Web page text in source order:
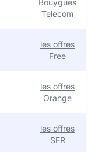
Bouygues
Telecom
les offres
Free
les offres
Orange
les offres
SFR